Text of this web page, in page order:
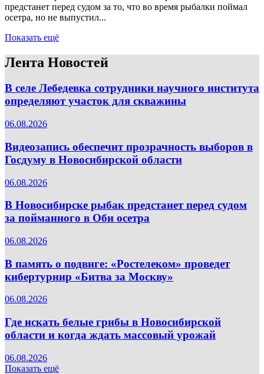
предстанет перед судом за то, что во время рыбалки поймал
осетра, но не выпустил...
Показать ещё
Лента Новостей
В селе Лебедевка сотрудники научного института
определяют участок для скважины
06.08.2026
Видеозапись обеспечит прозрачность выборов в
Госдуму в Новосибирской области
06.08.2026
В Новосибирске рыбак предстанет перед судом
за пойманного в Оби осетра
06.08.2026
В память о подвиге: «Ростелеком» проведет
кибертурнир «Битва за Москву»
06.08.2026
Где искать белые грибы в Новосибирской
области и когда ждать массовый урожай
06.08.2026
Показать ещё